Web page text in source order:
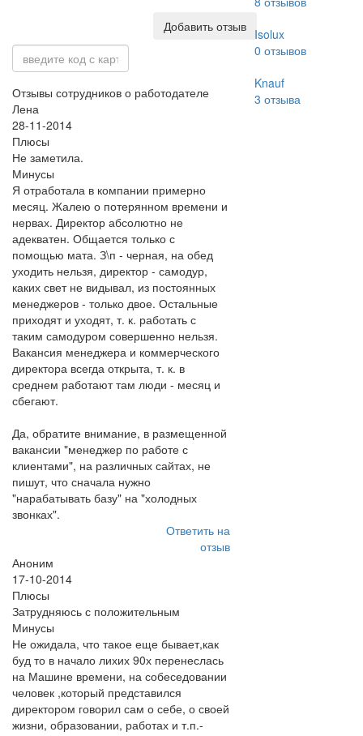
Добавить отзыв
Отзывы сотрудников о работодателе
Лена
28-11-2014
Плюсы
Не заметила.
Минусы
Я отработала в компании примерно
месяц. Жалею о потерянном времени и
нервах. Директор абсолютно не
адекватен. Общается только с
помощью мата. З\п - черная, на обед
уходить нельзя, директор - самодур,
каких свет не видывал, из постоянных
менеджеров - только двое. Остальные
приходят и уходят, т. к. работать с
таким самодуром совершенно нельзя.
Вакансия менеджера и коммерческого
директора всегда открыта, т. к. в
среднем работают там люди - месяц и
сбегают.
Да, обратите внимание, в размещенной
вакансии "менеджер по работе с
клиентами", на различных сайтах, не
пишут, что сначала нужно
"нарабатывать базу" на "холодных
звонках".
Ответить на
отзыв
Аноним
17-10-2014
Плюсы
Затрудняюсь с положительным
Минусы
Не ожидала, что такое еще бывает,как
буд то в начало лихих 90х перенеслась
на Машине времени, на собеседовании
человек ,который представился
директором говорил сам о себе, о своей
жизни, образовании, работах и т.п.-
Isolux
0 отзывов
Knauf
3 отзыва